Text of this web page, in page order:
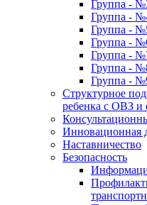
Группа -
Группа -
Группа -
Группа -
Группа -
Группа -
Группа -
Структурное
ребенка с ОВЗ и
Инновационная
Наставничество
Безопасность